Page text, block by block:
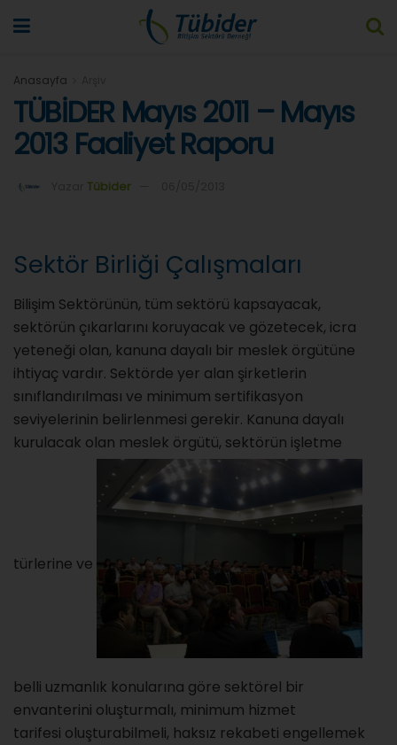
Anasayfa
TÜBİDER Mayıs 2011 – Mayıs
2013 Faaliyet Raporu
Tübider
Sektör Birliği Çalışmaları
Bilişim Sektörünün, tüm sektörü kapsayacak,
sektörün çıkarlarını koruyacak ve gözetecek, icra
yeteneği olan, kanuna dayalı bir meslek örgütüne
ihtiyaç vardır. Sektörde yer alan şirketlerin
sınıflandırılması ve minimum sertifikasyon
seviyelerinin belirlenmesi gerekir. Kanuna dayalı
kurulacak olan meslek örgütü, sektörün işletme
türlerine ve
belli uzmanlık konularına göre sektörel bir
envanterini oluşturmalı, minimum hizmet
tarifesi oluşturabilmeli, haksız rekabeti engellemek